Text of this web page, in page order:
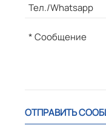
ОТПРАВИТЬ